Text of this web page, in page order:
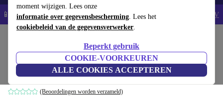
moment wijzigen. Lees onze
informatie over gegevensbescherming. Lees het
cookiebeleid van de gegevensverwerker.
Beperkt gebruik
COOKIE-VOORKEUREN
ALLE COOKIES ACCEPTEREN
📱5% EXTRA korting op alle iPhones – Code: IPHONEDEAL - AV
Julius Shulman. Modernism Rediscovered
wit
(Beoordelingen worden verzameld)